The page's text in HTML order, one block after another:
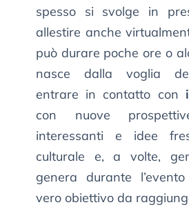
spesso si svolge in
allestire anche
può durare poche ore o
nasce dalla voglia
entrare in contatto con
con nuove
interessanti e idee
culturale e, a volte,
genera durante
vero obiettivo da